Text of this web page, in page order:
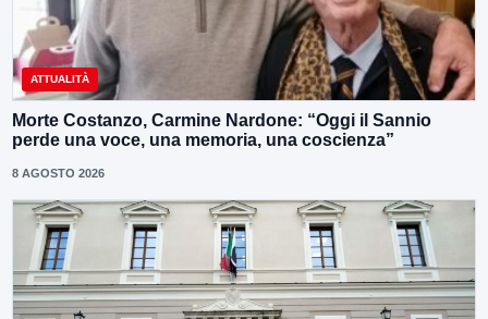
ATTUALITÀ
Morte Costanzo, Carmine Nardone: “Oggi il Sannio
perde una voce, una memoria, una coscienza”
8 AGOSTO 2026